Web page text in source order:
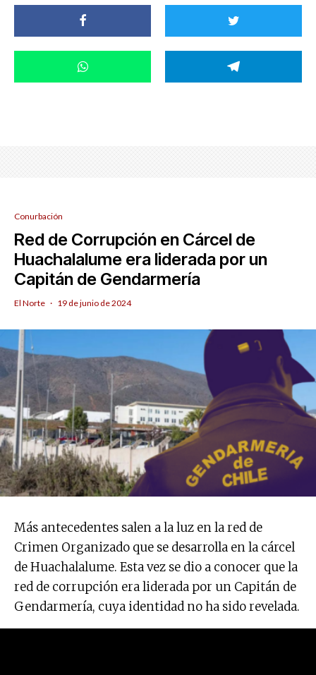
Conurbación
Red de Corrupción en Cárcel de
Huachalalume era liderada por un
Capitán de Gendarmería
El Norte · 19 de junio de 2024
Más antecedentes salen a la luz en la red de
Crimen Organizado que se desarrolla en la cárcel
de Huachalalume. Esta vez se dio a conocer que la
red de corrupción era liderada por un Capitán de
Gendarmería, cuya identidad no ha sido revelada.